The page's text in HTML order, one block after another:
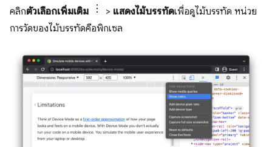
คลิกตัวเลือกเพิ่มเติม > แสดงไม้บรรทัดเพื่อดูไม้บรรทัด หน่วย
การวัดของไม้บรรทัดคือพิกเซล